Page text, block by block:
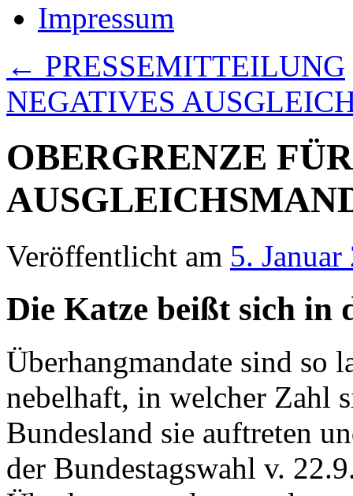
Impressum
← PRESSEMITTEILUNG
NEGATIVES
OBERGRENZE FÜR
Veröffentlicht am 5. Januar
Die Katze beißt sich in
Überhangmandate sind so
nebelhaft, in welcher Zahl
Bundesland sie auftreten
der Bundestagswahl v.